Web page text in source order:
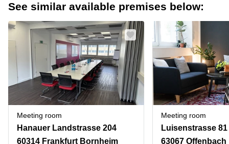
Offices
Business
center
Coworking
Meeting
rooms
Warehouses
Parking
Miami,
USA
Angeles,
USA
New
York
USA
Toronto,
Canada
Vienna
Offices in
California
Business
Centers
in Dubai
Business
Centers
in Abu
Dhabi
Business
USA
UAE
Canada
Türkiye
Denmark
Norway
About us
List your office
Price
Log in
See similar available premises below:
Meeting room
Hanauer Landstrasse 204
60314 Frankfurt Bornheim
Meeting room
Luisenstrasse 81
63067 Offenbach